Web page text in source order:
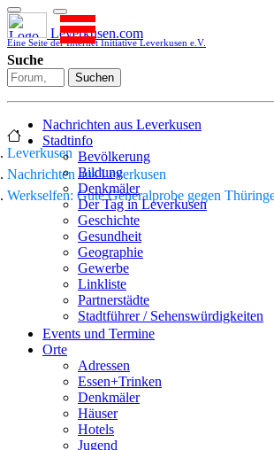
Leverkusen.com
Eine Seite der Internet Initiative Leverkusen e.V.
Suche
Suchen
Nachrichten aus Leverkusen
Stadtinfo
Bevölkerung
Bildung
Denkmäler
Der Tag in Leverkusen
Geschichte
Gesundheit
Geographie
Gewerbe
Linkliste
Partnerstädte
Stadtführer / Sehenswürdigkeiten
Stadtplan
Sport
Who is who
Wohnen
Events und Termine
Orte
Adressen
Essen+Trinken
Denkmäler
Häuser
Hotels
Jugend
Leverkusen
Nachrichten aus Leverkusen
Werkselfen: Gute Generalprobe gegen